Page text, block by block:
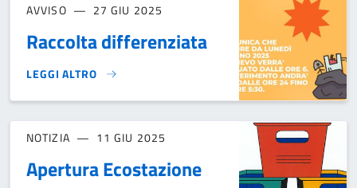
AVVISO 27 GIU 2025
Raccolta differenziata
LEGGI ALTRO
RACCOLTA DIFFERENZIATA}
NOTIZIA 11 GIU 2025
Apertura Ecostazione